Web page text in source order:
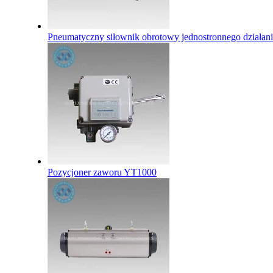
Pneumatyczny siłownik obrotowy jednostronnego
Pozycjoner zaworu YT1000